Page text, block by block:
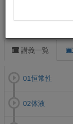
講義一覧
01恒常性
02体液